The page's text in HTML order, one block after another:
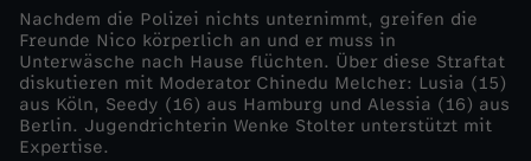
c
h
e
Nachdem die Polizei nichts unternimmt, greifen die
Freunde Nico körperlich an und er muss in
Unterwäsche nach Hause flüchten. Über diese Straftat
diskutieren mit Moderator Chinedu Melcher: Lusia (15)
aus Köln, Seedy (16) aus Hamburg und Alessia (16) aus
Berlin. Jugendrichterin Wenke Stolter unterstützt mit
Expertise.